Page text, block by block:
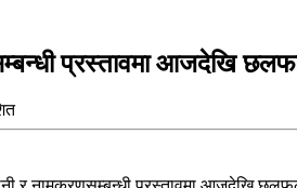
प्रस्तावमा आजदेखि